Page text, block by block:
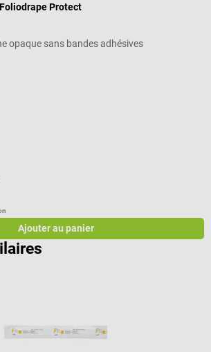
Protect
opaque sans bandes adhésives
Ajouter au panier